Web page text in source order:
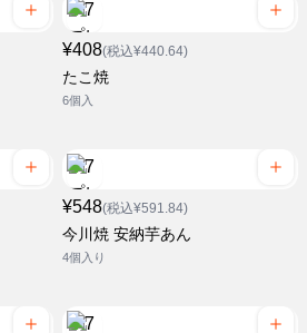
¥408(税込¥440.64)
たこ焼
6個入
¥548(税込¥591.84)
今川焼 安納芋あん
4個入り